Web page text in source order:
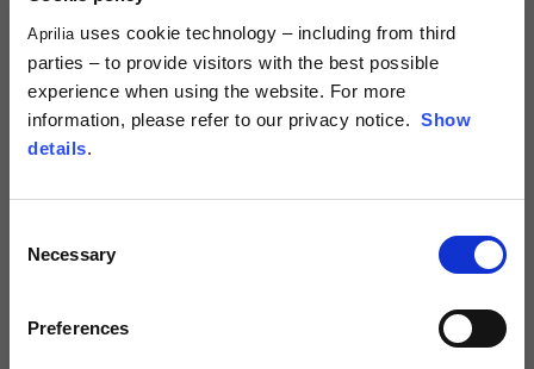
Aprilia uses cookie technology – including from third
parties – to provide visitors with the best possible
experience when using the website. For more
information, please refer to our privacy notice. Show
details.
Selection
Necessary
Preferences
LAND*
KENGETAL*